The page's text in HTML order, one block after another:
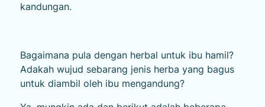
kandungan.
Bagaimana pula dengan herbal untuk ibu hamil?
Adakah wujud sebarang jenis herba yang bagus
untuk diambil oleh ibu mengandung?